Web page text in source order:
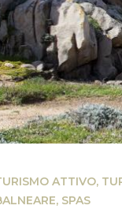
ATTIVO,
, SPAS